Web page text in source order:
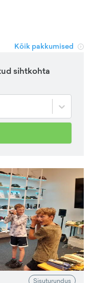
Kõik pakkumised
sihtkohta
Sisuturundus